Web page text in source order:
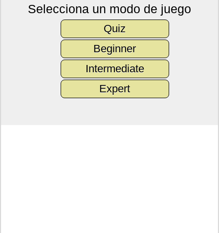
Selecciona un modo de juego
Quiz
Beginner
Intermediate
Expert